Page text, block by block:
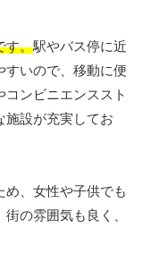
す。駅やバス停に近
すいので、移動に便
ンビニエンススト
施設が充実してお
め、女性や子供でも
の雰囲気も良く、